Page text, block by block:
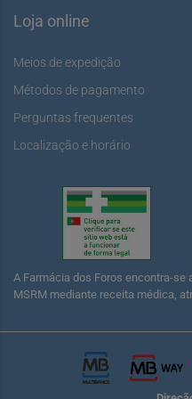
Loja online
Meios de expedição
Métodos de pagamento
Perguntas frequentes
Localização e horário
A Farmácia dos Foros encontra-se
MSRM mediante receita médica,